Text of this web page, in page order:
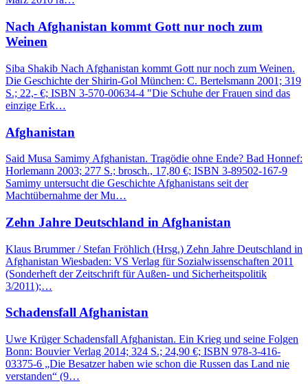
Nach Afghanistan kommt Gott nur noch zum
Weinen
Siba Shakib Nach Afghanistan kommt Gott nur noch zum Weinen.
Die Geschichte der Shirin-Gol München: C. Bertelsmann 2001; 319
S.; 22,- €; ISBN 3-570-00634-4 "Die Schuhe der Frauen sind das
einzige Erk…
Afghanistan
Said Musa Samimy Afghanistan. Tragödie ohne Ende? Bad Honnef:
Horlemann 2003; 277 S.; brosch., 17,80 €; ISBN 3-89502-167-9
Samimy untersucht die Geschichte Afghanistans seit der
Machtübernahme der Mu…
Zehn Jahre Deutschland in Afghanistan
Klaus Brummer / Stefan Fröhlich (Hrsg.) Zehn Jahre Deutschland in
Afghanistan Wiesbaden: VS Verlag für Sozialwissenschaften 2011
(Sonderheft der Zeitschrift für Außen- und Sicherheitspolitik
3/2011);…
Schadensfall Afghanistan
Uwe Krüger Schadensfall Afghanistan. Ein Krieg und seine Folgen
Bonn: Bouvier Verlag 2014; 324 S.; 24,90 €; ISBN 978-3-416-
03375-6 „Die Besatzer haben wie schon die Russen das Land nie
verstanden“ (9…